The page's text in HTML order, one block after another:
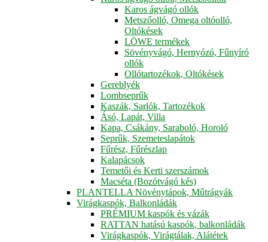
Karos ágvágó ollók
Metszőolló, Omega oltóolló,
Oltókések
LÖWE termékek
Sövényvágó, Hernyózó, Fűnyíró
ollók
Ollótartozékok, Oltókések
Gereblyék
Lombseprűk
Kaszák, Sarlók, Tartozékok
Ásó, Lapát, Villa
Kapa, Csákány, Saraboló, Horoló
Seprűk, Szemeteslapátok
Fűrész, Fűrészlap
Kalapácsok
Temetői és Kerti szerszámok
Macséta (Bozótvágó kés)
PLANTELLA Növénytápok, Műtrágyák
Virágkaspók, Balkonládák
PRÉMIUM kaspók és vázák
RATTAN hatású kaspók, balkonládák
Virágkaspók, Virágtálak, Alátétek